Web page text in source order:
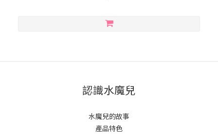
認識水魔兒
水魔兒的故事
產品特色